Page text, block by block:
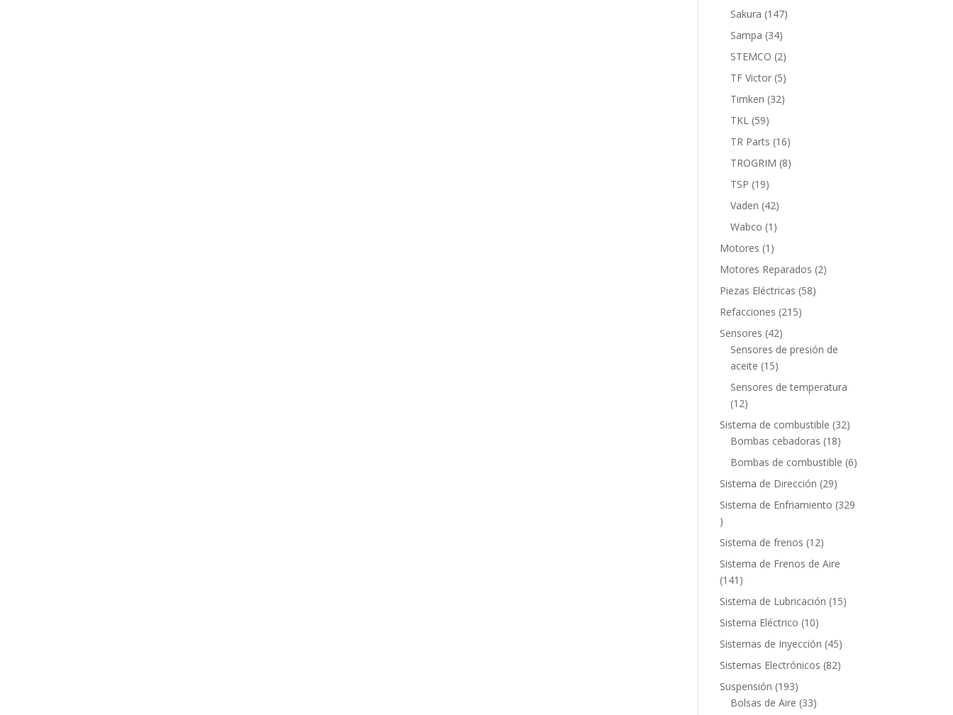
productos
Sakura 147147
Sampa 3434
productos
STEMCO 22
productos
TF Victor 55
productos
Timken 3232
TKL 5959
productos
TR Parts 1616
productos
TROGRIM 88
TSP 1919
productos
Vaden 4242
productos
Wabco 1 1
Motores 1 1
producto
Motores Reparados 22
Piezas Eléctricas 5858
Refacciones 215215
Sensores 4242
productos
Sensores de presión de
aceite 1515
productos
Sensores de temperatura
1212
productos
Sistema de combustible 3232
Bombas cebadoras 1818
productos
Bombas de combustible 66
Sistema de Dirección 2929
productos
Sistema de Enfriamiento 329
329
productos
Sistema de frenos 1212
productos
Sistema de Frenos de Aire
141 141
productos
Sistema de Lubricación 1515
Sistema Eléctrico 1010
productos
Sistemas de Inyección 4545
productos
Sistemas Electrónicos 8282
Suspensión 193193
productos
Bolsas de Aire 3333